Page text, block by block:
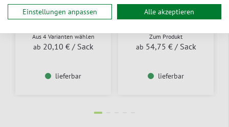
Pflanzenstärke FILL-IN
COLOR
Aus 4 Varianten wählen
ab 20,10 € / Sack
lieferbar
Verpackungschips im
Foliensack
Zum Produkt
ab 54,75 € / Sack
lieferbar
Einstellungen anpassen Alle akzeptieren